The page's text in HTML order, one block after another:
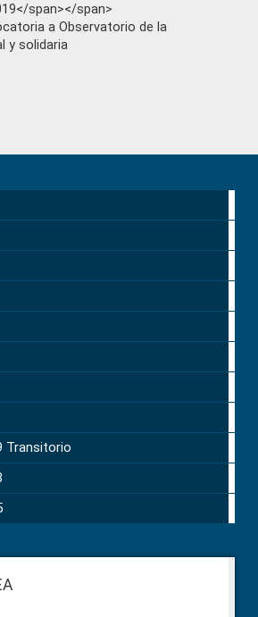
span></span>
a Observatorio de la
y solidaria
Transitorio